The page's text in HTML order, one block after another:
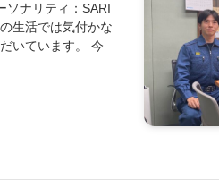
ナリティ：SARI
生活では気付かな
いています。 今